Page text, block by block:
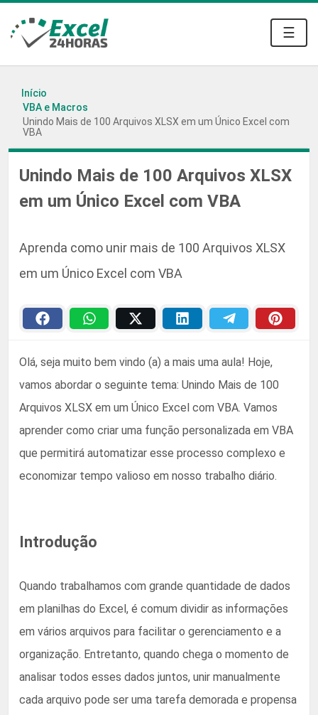
☰
Início
VBA e Macros
Unindo Mais de 100 Arquivos XLSX em um Único Excel com
VBA
Unindo Mais de 100 Arquivos XLSX
em um Único Excel com VBA
Aprenda como unir mais de 100 Arquivos XLSX
em um Único Excel com VBA
Olá, seja muito bem vindo (a) a mais uma aula! Hoje,
vamos abordar o seguinte tema: Unindo Mais de 100
Arquivos XLSX em um Único Excel com VBA. Vamos
aprender como criar uma função personalizada em VBA
que permitirá automatizar esse processo complexo e
economizar tempo valioso em nosso trabalho diário.
Introdução
Quando trabalhamos com grande quantidade de dados
em planilhas do Excel, é comum dividir as informações
em vários arquivos para facilitar o gerenciamento e a
organização. Entretanto, quando chega o momento de
analisar todos esses dados juntos, unir manualmente
cada arquivo pode ser uma tarefa demorada e propensa